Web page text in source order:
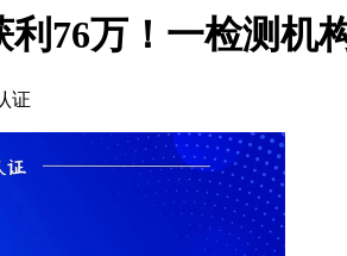
利76万！一检测机
证